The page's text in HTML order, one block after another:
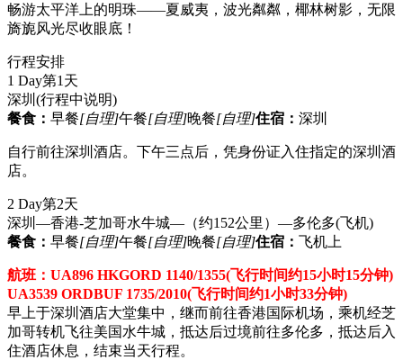
畅游太平洋上的明珠——夏威夷，波光粼粼，椰林树影，无限
旖旎风光尽收眼底！
行程安排
1 Day第1天
深圳 (行程中说明)
餐食： 早餐[自理]午餐[自理]晚餐[自理]住宿： 深圳
自行前往深圳酒店。下午三点后，凭身份证入住指定的深圳酒
店。
2 Day第2天
深圳—香港-芝加哥水牛城—（约152公里）—多伦多(飞机)
餐食： 早餐[自理]午餐[自理]晚餐[自理]住宿： 飞机上
航班：UA896 HKGORD 1140/1355(飞行时间约15小时15分钟)
UA3539 ORDBUF 1735/2010(飞行时间约1小时33分钟)
早上于深圳酒店大堂集中，继而前往香港国际机场，乘机经芝
加哥转机飞往美国水牛城，抵达后过境前往多伦多，抵达后入
住酒店休息，结束当天行程。